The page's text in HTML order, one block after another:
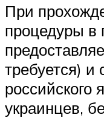
При
процедуры в
требуется) и
российского
украинцев,